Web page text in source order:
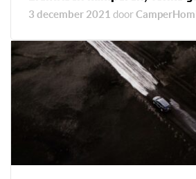
3 december 2021 door